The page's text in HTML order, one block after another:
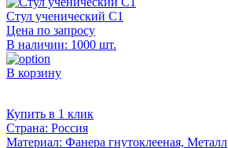
Стул ученический С1
Цена по запросу
В наличии: 1000 шт.
В корзину
Купить в 1 клик
Страна: Россия
Материал: Фанера гнутоклееная, Металл